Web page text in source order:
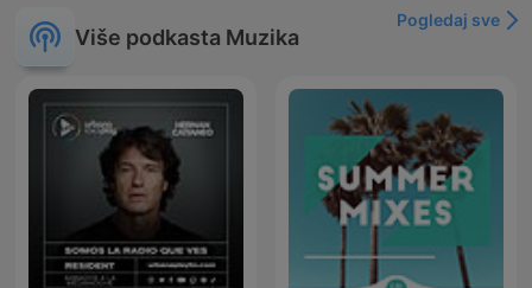
Više podkasta Muzika
Pogledaj sve